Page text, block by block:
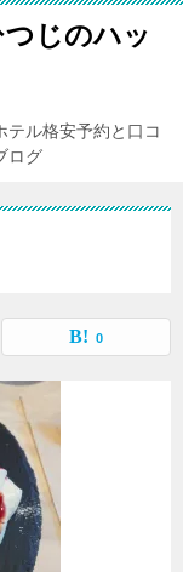
じのハッ
テル格安予約と口コ
ログ
0